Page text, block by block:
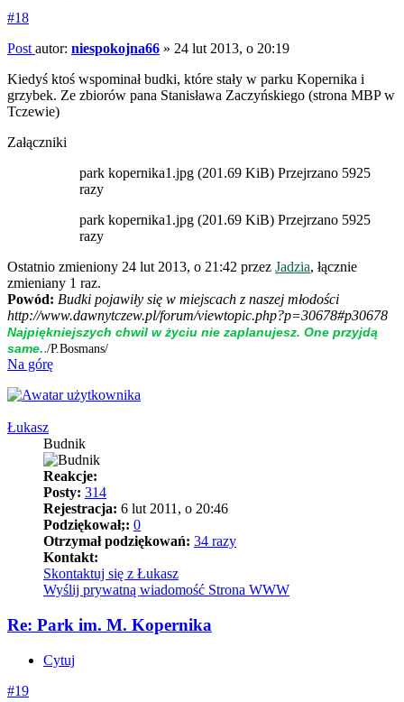
#18
Post autor: niespokojna66 » 24 lut 2013, o 20:19
Kiedyś ktoś wspominał budki, które stały w parku Kopernika i
grzybek. Ze zbiorów pana Stanisława Zaczyńskiego (strona MBP w
Tczewie)
Załączniki
park kopernika1.jpg (201.69 KiB) Przejrzano 5925
razy
park kopernika1.jpg (201.69 KiB) Przejrzano 5925
razy
Ostatnio zmieniony 24 lut 2013, o 21:42 przez Jadzia, łącznie
zmieniany 1 raz.
Powód: Budki pojawiły się w miejscach z naszej młodości
http://www.dawnytczew.pl/forum/viewtopic.php?p=30678#p30678
Naj­piękniej­szych chwil w życiu nie zap­la­nujesz. One przyjdą
same../P.Bosmans/
Na górę
Łukasz
Budnik
Reakcje:
Posty: 314
Rejestracja: 6 lut 2011, o 20:46
Podziękował;: 0
Otrzymał podziękowań: 34 razy
Kontakt:
Skontaktuj się z Łukasz
Wyślij prywatną wiadomość Strona WWW
Re: Park im. M. Kopernika
Cytuj
#19